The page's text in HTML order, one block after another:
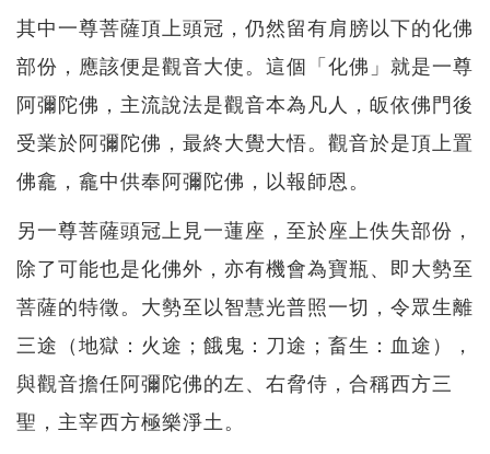
其中一尊菩薩頂上頭冠，仍然留有肩膀以下的化佛
部份，應該便是觀音大使。這個「化佛」就是一尊
阿彌陀佛，主流說法是觀音本為凡人，皈依佛門後
受業於阿彌陀佛，最終大覺大悟。觀音於是頂上置
佛龕，龕中供奉阿彌陀佛，以報師恩。
另一尊菩薩頭冠上見一蓮座，至於座上佚失部份，
除了可能也是化佛外，亦有機會為寶瓶、即大勢至
菩薩的特徵。大勢至以智慧光普照一切，令眾生離
三途（地獄：火途；餓鬼：刀途；畜生：血途），
與觀音擔任阿彌陀佛的左、右脅侍，合稱西方三
聖，主宰西方極樂淨土。